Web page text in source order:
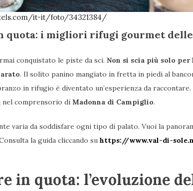
it-it/foto/34321384/
quota: i migliori rifugi gourmet
conquistato le piste da sci. Non si scia più solo per
. Il solito panino mangiato in fretta in piedi al
in rifugio è diventato un’esperienza da
comprensorio di Madonna di Campiglio.
varia da soddisfare ogni tipo di palato. Vuoi la
la guida cliccando su https://www.val-di-
in quota: l’evoluzione